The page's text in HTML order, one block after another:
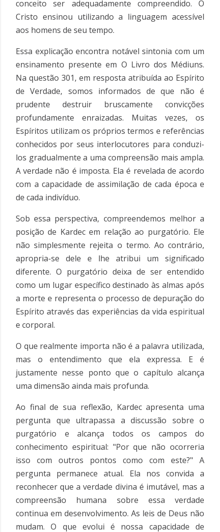
conceito ser adequadamente compreendido. O
Cristo ensinou utilizando a linguagem acessível
aos homens de seu tempo.
Essa explicação encontra notável sintonia com um
ensinamento presente em O Livro dos Médiuns.
Na questão 301, em resposta atribuída ao Espírito
de Verdade, somos informados de que não é
prudente destruir bruscamente convicções
profundamente enraizadas. Muitas vezes, os
Espíritos utilizam os próprios termos e referências
conhecidos por seus interlocutores para conduzi-
los gradualmente a uma compreensão mais ampla.
A verdade não é imposta. Ela é revelada de acordo
com a capacidade de assimilação de cada época e
de cada indivíduo.
Sob essa perspectiva, compreendemos melhor a
posição de Kardec em relação ao purgatório. Ele
não simplesmente rejeita o termo. Ao contrário,
apropria-se dele e lhe atribui um significado
diferente. O purgatório deixa de ser entendido
como um lugar específico destinado às almas após
a morte e representa o processo de depuração do
Espírito através das experiências da vida espiritual
e corporal.
O que realmente importa não é a palavra utilizada,
mas o entendimento que ela expressa. E é
justamente nesse ponto que o capítulo alcança
uma dimensão ainda mais profunda.
Ao final de sua reflexão, Kardec apresenta uma
pergunta que ultrapassa a discussão sobre o
purgatório e alcança todos os campos do
conhecimento espiritual: "Por que não ocorreria
isso com outros pontos como com este?" A
pergunta permanece atual. Ela nos convida a
reconhecer que a verdade divina é imutável, mas a
compreensão humana sobre essa verdade
continua em desenvolvimento. As leis de Deus não
mudam. O que evolui é nossa capacidade de